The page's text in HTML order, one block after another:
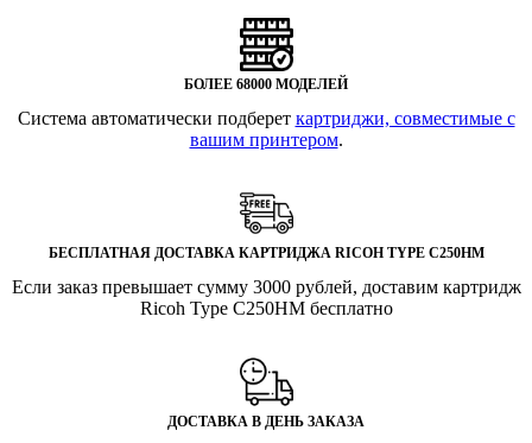
БОЛЕЕ 68000 МОДЕЛЕЙ
Система автоматически подберет картриджи, совместимые с
вашим принтером.
БЕСПЛАТНАЯ ДОСТАВКА КАРТРИДЖА RICOH TYPE C250HM
Если заказ превышает сумму 3000 рублей, доставим картридж
Ricoh Type C250HM бесплатно
ДОСТАВКА В ДЕНЬ ЗАКАЗА